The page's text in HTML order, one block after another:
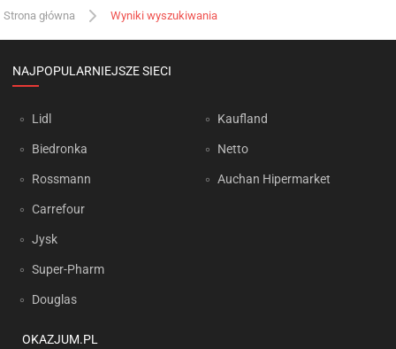
Strona główna Wyniki wyszukiwania
NAJPOPULARNIEJSZE SIECI
Lidl
Biedronka
Rossmann
Carrefour
Jysk
Super-Pharm
Douglas
Kaufland
Netto
Auchan Hipermarket
OKAZJUM.PL